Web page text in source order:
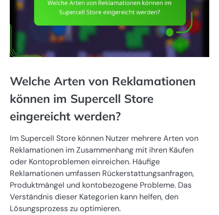
Welche Arten von Reklamationen
können im Supercell Store
eingereicht werden?
Im Supercell Store können Nutzer mehrere Arten von
Reklamationen im Zusammenhang mit ihren Käufen
oder Kontoproblemen einreichen. Häufige
Reklamationen umfassen Rückerstattungsanfragen,
Produktmängel und kontobezogene Probleme. Das
Verständnis dieser Kategorien kann helfen, den
Lösungsprozess zu optimieren.